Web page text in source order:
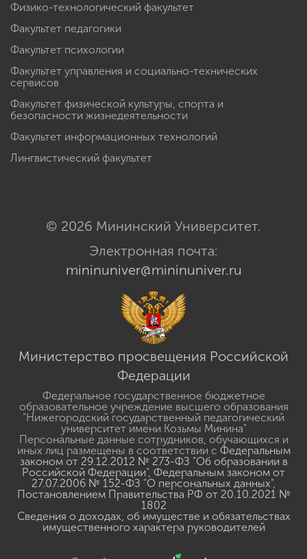
Физико-технологический факультет
Факультет педагогики
Факультет психологии
Факультет управления и социально-технических
сервисов
Факультет физической культуры, спорта и
безопасности жизнедеятельности
Факультет информационных технологий
Лингвистический факультет
© 2026 Мининский Университет.
Электронная почта:
mininuniver@mininuniver.ru
Министерство просвещения Российской
Федерации
Федеральное государственное бюджетное
образовательное учреждение высшего образования
"Нижегородский государственный педагогический
университет имени Козьмы Минина"
Персональные данные сотрудников, обучающихся и
иных лиц размещены в соответствии с Федеральным
законом от 29.12.2012 № 273-ФЗ "Об образовании в
Российской Федерации", Федеральным законом от
27.07.2006 № 152-ФЗ "О персональных данных",
Постановлением Правительства РФ от 20.10.2021 №
1802
Сведения о доходах, об имуществе и обязательствах
имущественного характера руководителей